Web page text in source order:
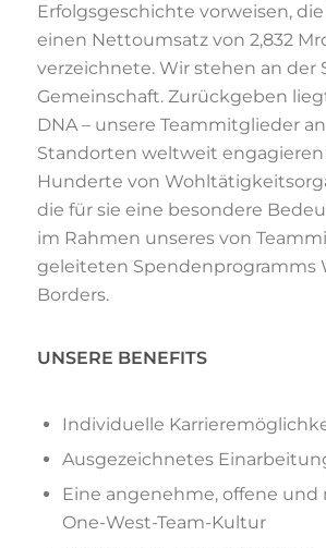
Erfolgsgeschichte vorweisen, die
einen Nettoumsatz von 2,832
verzeichnete. Wir stehen an der
Gemeinschaft. Zurückgeben
DNA – unsere Teammitglieder
Standorten weltweit engagieren
Hunderte von
die für sie eine besondere
im Rahmen unseres von
geleiteten Spendenprogramms
Borders.
UNSERE BENEFITS
Individuelle
Ausgezeichnetes
Eine angenehme, offene und
One-West-Team-Kultur